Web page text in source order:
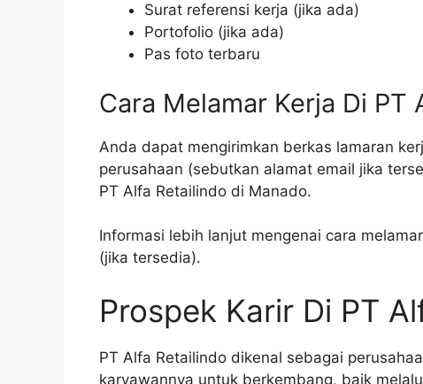
Surat referensi kerja (jika ada)
Portofolio (jika ada)
Pas foto terbaru
Cara Melamar Kerja Di PT
Anda dapat mengirimkan berkas lamaran
perusahaan (sebutkan alamat email jika
PT Alfa Retailindo di Manado.
Informasi lebih lanjut mengenai cara
(jika tersedia).
Prospek Karir Di PT
PT Alfa Retailindo dikenal sebagai
karyawannya untuk berkembang, baik